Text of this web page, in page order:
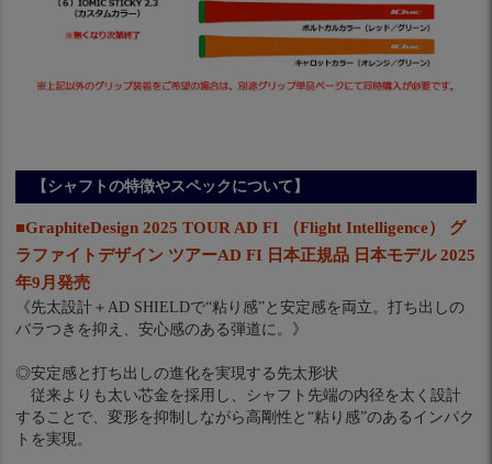
【シャフトの特徴やスペックについて】
■GraphiteDesign 2025 TOUR AD FI （Flight Intelligence） グ
ラファイトデザイン ツアーAD FI 日本正規品 日本モデル 2025
年9月発売
《先太設計＋AD SHIELDで“粘り感”と安定感を両立。打ち出しの
バラつきを抑え、安心感のある弾道に。》
◎安定感と打ち出しの進化を実現する先太形状
従来よりも太い芯金を採用し、シャフト先端の内径を太く設計
することで、変形を抑制しながら高剛性と“粘り感”のあるインパク
トを実現。